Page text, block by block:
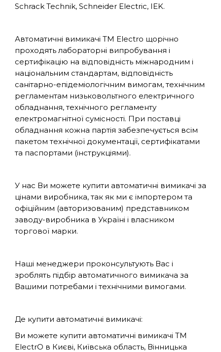
Schrack Technik, Schneider Electric, IEK.
Автоматичні вимикачі TM Electro щорічно
проходять лабораторні випробування і
сертифікацію на відповідність міжнародним і
національним стандартам, відповідність
санітарно-епідеміологічним вимогам, технічним
регламентам низьковольтного електричного
обладнання, технічного регламенту
електромагнітної сумісності. При поставці
обладнання кожна партія забезпечується всім
пакетом технічної документації, сертифікатами
та паспортами (інструкціями).
У нас Ви можете купити автоматичні вимикачі за
цінами виробника, так як ми є імпортером та
офіційним (авторизованим) представником
заводу-виробника в Україні і власником
торгової марки.
Наші менеджери проконсультують Вас і
зроблять підбір автоматичного вимикача за
Вашими потребами і технічними вимогами.
Де купити автоматичні вимикачі:
Ви можете купити автоматичні вимикачі TM
ElectrO в Києві, Київська область, Вінницька